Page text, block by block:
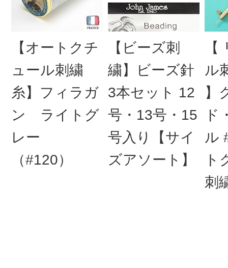
【オートクチ
ュール刺繍
糸】フィラガ
ン ライトグ
レー
（#120）
【ビーズ刺
繍】ビーズ針
3本セット 12
号・13号・15
号入り【サイ
ズアソート】
ル
】
ド
ル
ト
刺